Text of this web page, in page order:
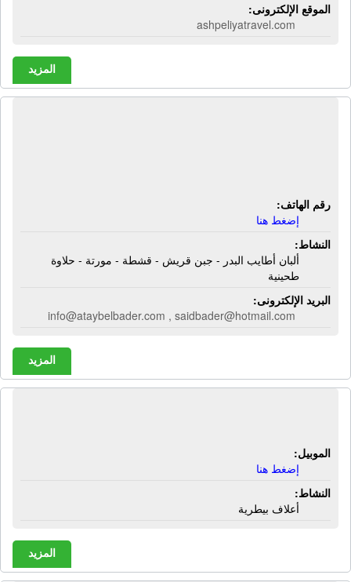
الموقع الإلكترونى:
ashpeliyatravel.com
المزيد
رقم الهاتف:
إضغط هنا
النشاط:
ألبان أطايب البدر - جبن قريش - قشطة - مورتة - حلاوة
طحينية
البريد الإلكترونى:
info@ataybelbader.com , saidbader@hotmail.com
المزيد
الموبيل:
إضغط هنا
النشاط:
أعلاف بيطرية
المزيد